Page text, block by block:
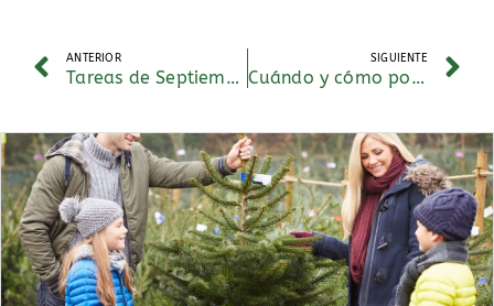
ANTERIOR
Tareas de Septiembre
SIGUIENTE
Cuándo y cómo podar los árboles del jardín